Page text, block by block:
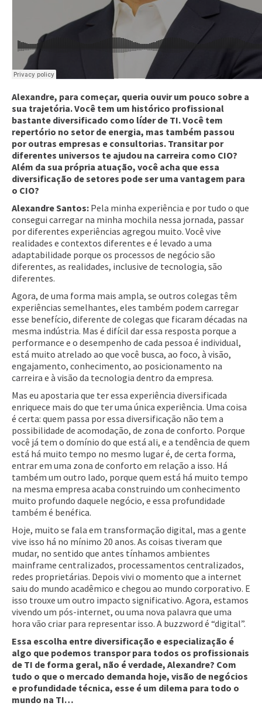
Alexandre, para começar, queria ouvir um pouco sobre a
sua trajetória. Você tem um histórico profissional
bastante diversificado como líder de TI. Você tem
repertório no setor de energia, mas também passou
por outras empresas e consultorias. Transitar por
diferentes universos te ajudou na carreira como CIO?
Além da sua própria atuação, você acha que essa
diversificação de setores pode ser uma vantagem para
o CIO?
Alexandre Santos: Pela minha experiência e por tudo o que
consegui carregar na minha mochila nessa jornada, passar
por diferentes experiências agregou muito. Você vive
realidades e contextos diferentes e é levado a uma
adaptabilidade porque os processos de negócio são
diferentes, as realidades, inclusive de tecnologia, são
diferentes.
Agora, de uma forma mais ampla, se outros colegas têm
experiências semelhantes, eles também podem carregar
esse benefício, diferente de colegas que ficaram décadas na
mesma indústria. Mas é difícil dar essa resposta porque a
performance e o desempenho de cada pessoa é individual,
está muito atrelado ao que você busca, ao foco, à visão,
engajamento, conhecimento, ao posicionamento na
carreira e à visão da tecnologia dentro da empresa.
Mas eu apostaria que ter essa experiência diversificada
enriquece mais do que ter uma única experiência. Uma coisa
é certa: quem passa por essa diversificação não tem a
possibilidade de acomodação, de zona de conforto. Porque
você já tem o domínio do que está ali, e a tendência de quem
está há muito tempo no mesmo lugar é, de certa forma,
entrar em uma zona de conforto em relação a isso. Há
também um outro lado, porque quem está há muito tempo
na mesma empresa acaba construindo um conhecimento
muito profundo daquele negócio, e essa profundidade
também é benéfica.
Hoje, muito se fala em transformação digital, mas a gente
vive isso há no mínimo 20 anos. As coisas tiveram que
mudar, no sentido que antes tínhamos ambientes
mainframe centralizados, processamentos centralizados,
redes proprietárias. Depois vivi o momento que a internet
saiu do mundo acadêmico e chegou ao mundo corporativo. E
isso trouxe um outro impacto significativo. Agora, estamos
vivendo um pós-internet, ou uma nova palavra que uma
hora vão criar para representar isso. A buzzword é “digital”.
Essa escolha entre diversificação e especialização é
algo que podemos transpor para todos os profissionais
de TI de forma geral, não é verdade, Alexandre? Com
tudo o que o mercado demanda hoje, visão de negócios
e profundidade técnica, esse é um dilema para todo o
mundo na TI…